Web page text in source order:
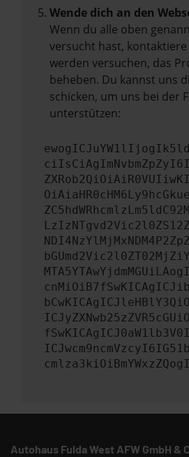
Wende dich an den
Wenn du alle oben
versucht hast,
werden versuchen, das
beheben. Du kannst uns
schicken, um uns bei der
unterstützen:
Autohaus Fulda West AFW GmbH &